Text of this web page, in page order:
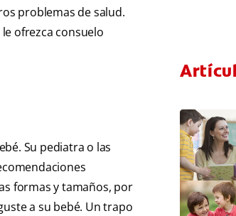
problemas de salud.
ofrezca consuelo
Su pediatra o las
formas y tamaños, por
a su bebé. Un trapo